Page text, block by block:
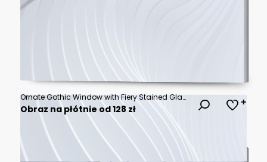
Ornate Gothic Window with Fiery Stained Glass and Decorative Wal
Obraz na płótnie od 128 zł